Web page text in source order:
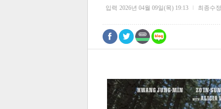
로그 즐겨찾기
입력 2026년 04월 09일(목) 19:13 최종수정
0